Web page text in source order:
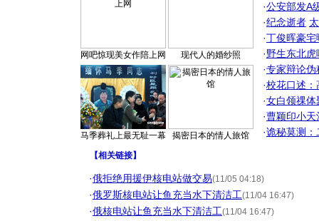
网吧惊现美女作陪上网 现代人的婚纱照
马季葬礼上最无耻一幕 揭密日本的情人旅馆
·公安部发A
·纪念逝者
·丁俊晖豪
·野生东北
·专家辩论伪
·校花口述：
·女白领祼体
·曹颖印小天
·诡秘莫测：
【相关链接】
·俄拒绝用援伊核电站做交易(11/05 04:18)
·俄罗斯核电站让鱼充当水下清洁工(11/04 16:47)
·俄核电站让鱼充当水下清洁工(11/04 16:47)